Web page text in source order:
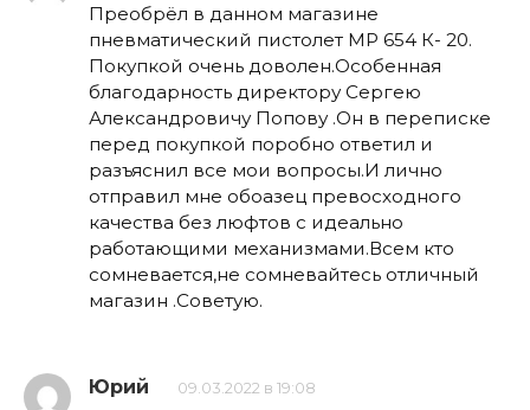
Преобрёл в данном магазине
пневматический пистолет МР 654 К- 20.
Покупкой очень доволен.Особенная
благодарность директору Сергею
Александровичу Попову .Он в переписке
перед покупкой поробно ответил и
разъяснил все мои вопросы.И лично
отправил мне обоазец превосходного
качества без люфтов с идеально
работающими механизмами.Всем кто
сомневается,не сомневайтесь отличный
магазин .Советую.
Юрий 09.03.2022 в 19:08